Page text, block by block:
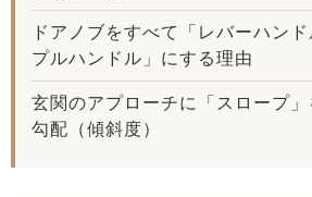
ドアノブをすべて「レバーハン
プルハンドル」にする理由
玄関のアプローチに「スロープ
勾配（傾斜度）